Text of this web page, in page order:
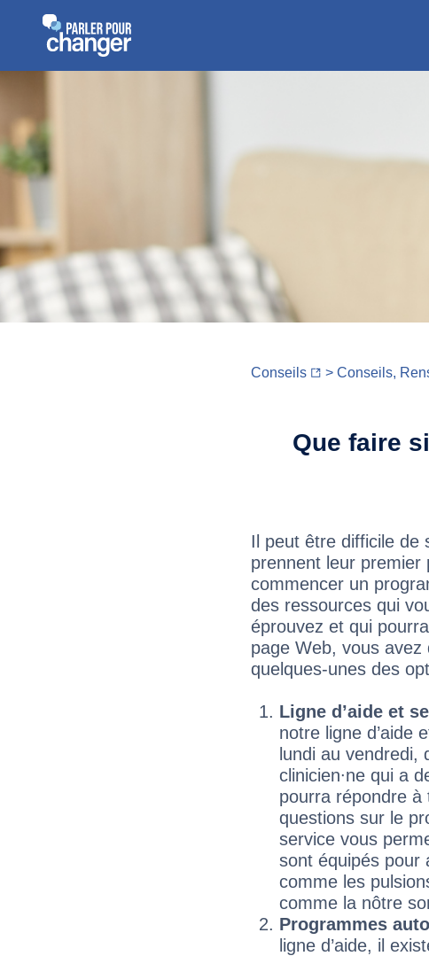
Conseils >Conseils,
Que faire
Il peut être difficile de
prennent leur premier
commencer un
des ressources qui
éprouvez et qui
page Web, vous avez
quelques‑unes des
Ligne d’aide et
notre ligne d’aide
lundi au vendredi,
clinicien∙ne qui a
pourra répondre à
questions sur le
service vous
sont équipés pour
comme les
comme la nôtre
Programmes
ligne d’aide, il